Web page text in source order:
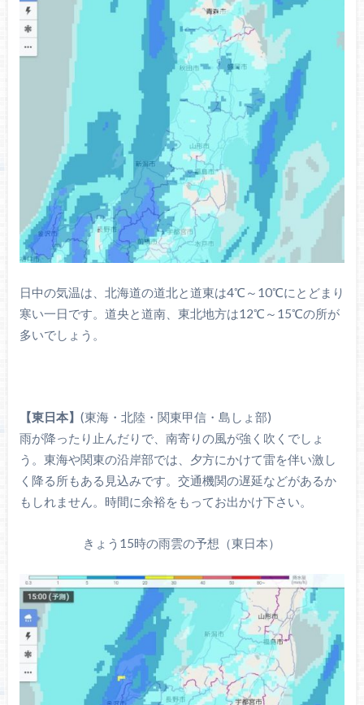
日中の気温は、北海道の道北と道東は4℃～10℃にとどまり
寒い一日です。道央と道南、東北地方は12℃～15℃の所が
多いでしょう。
【東日本】 (東海・北陸・関東甲信・島しょ部)
雨が降ったり止んだりで、南寄りの風が強く吹くでしょ
う。東海や関東の沿岸部では、夕方にかけて雷を伴い激し
く降る所もある見込みです。交通機関の遅延などがあるか
もしれません。時間に余裕をもってお出かけ下さい。
きょう15時の雨雲の予想（東日本）